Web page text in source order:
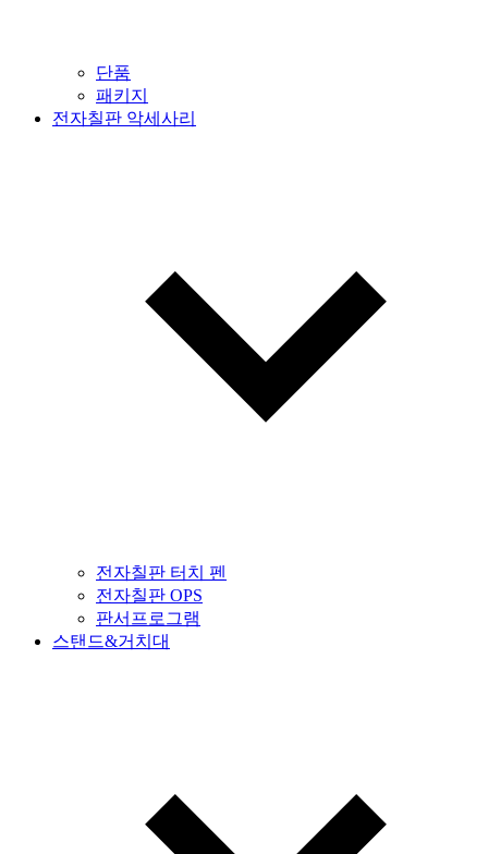
단품
패키지
전자칠판 악세사리
전자칠판 터치 펜
전자칠판 OPS
판서프로그램
스탠드&거치대